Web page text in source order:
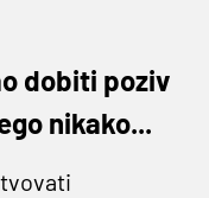
dobiti poziv
nikako...